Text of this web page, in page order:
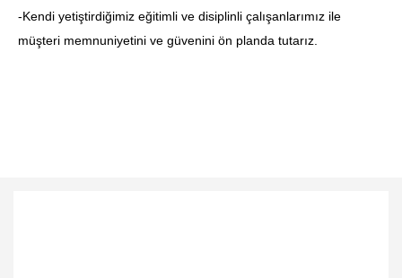
-Kendi yetiştirdiğimiz eğitimli ve disiplinli çalışanlarımız ile
müşteri memnuniyetini ve güvenini ön planda tutarız.